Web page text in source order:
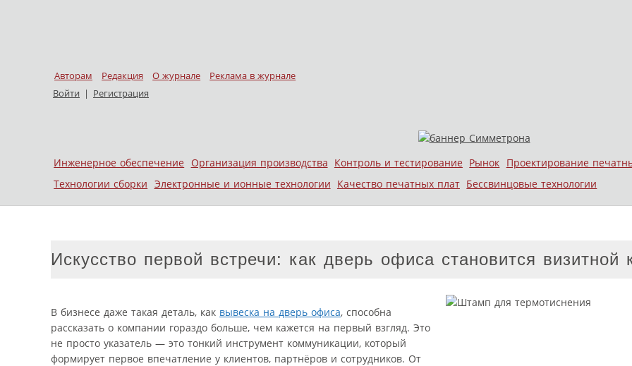
Авторам Редакция О журнале
Реклама в журнале
Войти | Регистрация
Меню
Skip to content
Инженерное обеспечение Организация производства Контроль и тестирование Рынок Проектирование
Технологии сборки Электронные и ионные технологии Качество печатных плат Бессвинцовые технологии
Искусство первой встречи: как дверь офиса становится визитной
В бизнесе даже такая деталь, как вывеска на дверь офиса, способна
рассказать о компании гораздо больше, чем кажется на первый взгляд. Это
не просто указатель — это тонкий инструмент коммуникации, который
формирует первое впечатление у клиентов, партнёров и сотрудников. От